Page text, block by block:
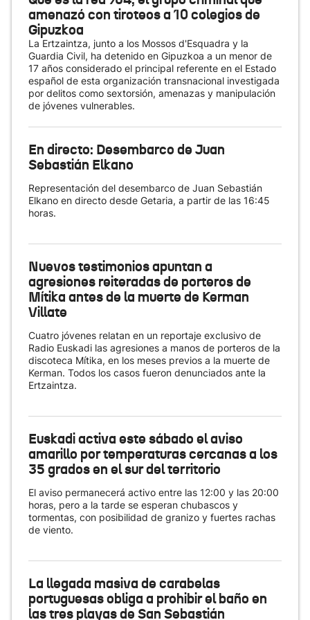
amenazó con tiroteos a 10 colegios de
Gipuzkoa
La Ertzaintza, junto a los Mossos d'Esquadra y la
Guardia Civil, ha detenido en Gipuzkoa a un menor de
17 años considerado el principal referente en el Estado
español de esta organización transnacional investigada
por delitos como sextorsión, amenazas y manipulación
de jóvenes vulnerables.
En directo: Desembarco de Juan
Sebastián Elkano
Representación del desembarco de Juan Sebastián
Elkano en directo desde Getaria, a partir de las 16:45
horas.
Nuevos testimonios apuntan a
agresiones reiteradas de porteros de
Mítika antes de la muerte de Kerman
Villate
Cuatro jóvenes relatan en un reportaje exclusivo de
Radio Euskadi las agresiones a manos de porteros de la
discoteca Mítika, en los meses previos a la muerte de
Kerman. Todos los casos fueron denunciados ante la
Ertzaintza.
Euskadi activa este sábado el aviso
amarillo por temperaturas cercanas a los
35 grados en el sur del territorio
El aviso permanecerá activo entre las 12:00 y las 20:00
horas, pero a la tarde se esperan chubascos y
tormentas, con posibilidad de granizo y fuertes rachas
de viento.
La llegada masiva de carabelas
portuguesas obliga a prohibir el baño en
las tres playas de San Sebastián